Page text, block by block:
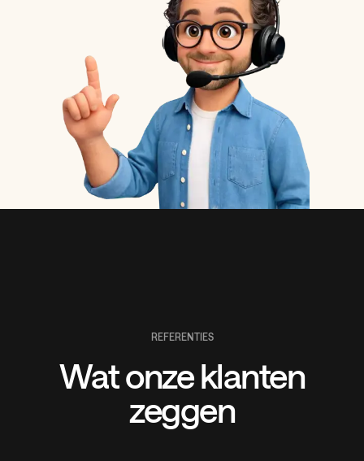
REFERENTIES
Wat onze klanten
zeggen